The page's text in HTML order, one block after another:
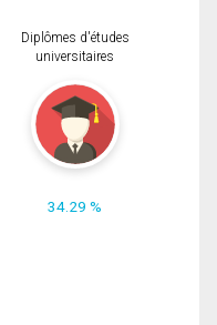
Diplômes d'études
universitaires
34.29 %